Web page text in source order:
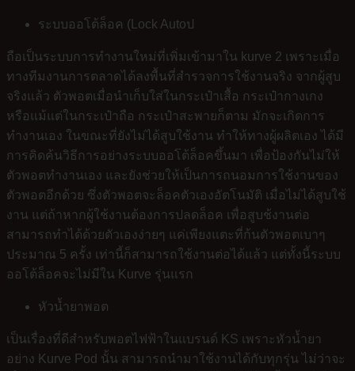
ระบบออโต้ล็อค (Lock Autoป
ถือเป็นระบบการทำงานใหม่ที่เพิ่มเข้ามาใน kurve 2 เพราะเมื่อ
ทางทีมงานการตลาดได้ลงพื้นที่สำรวจการใช้งานจริง จากผู้สูบ
จริงแล้ว ตัวพอตเมื่อนำเก็บใส่ในกระเป๋าเสื้อ กระเป๋ากางเกง
หรือแม้แต่ในกระเป๋าถือ กระเป๋าสะพายก็ตาม มักจะเกิดการ
ทำงานเอง ในขณะที่ยังไม่ได้สูบใช้งาน ทำให้ทางผู้ผลิตเอง ได้มี
การคิดค้นวิธีการอย่างระบบออโต้ล็อคขึ้นมา เพื่อป้องกันไม่ให้
ตัวพอตทำงานเอง และยังช่วยให้เป็นการถนอมการใช้งานของ
ตัวพอตอีกด้วย ซึ่งตัวพอตจะล็อคตัวเองอัตโนมัติ เมื่อไม่ได้สูบใช้
งาน แต่ถ้าหากผู้ใช้งานต้องการปลดล็อค เพื่อสูบช้งานต่อ
สามารถทำได้ด้วยตัวเองง่ายๆ แค่เพียงแตะที่ก้นตัวพอตเบาๆ
ประมาณ 5 ครั้ง เท่านี้ก็สามารถใช้งานต่อได้แล้ว แต่ทั้งนี้ระบบ
ออโต้ล็อคจะไม่มีใน Kurve รุ่นแรก
หัวน้ำยาพอต
เป็นเรื่องที่ดีสำหรับพอตไฟฟ้าในแบรนด์ KS เพราะหัวน้ำยา
อย่าง Kurve Pod นั้น สามารถนำมาใช้งานได้กับทุกรุ่น ไม่ว่าจะ